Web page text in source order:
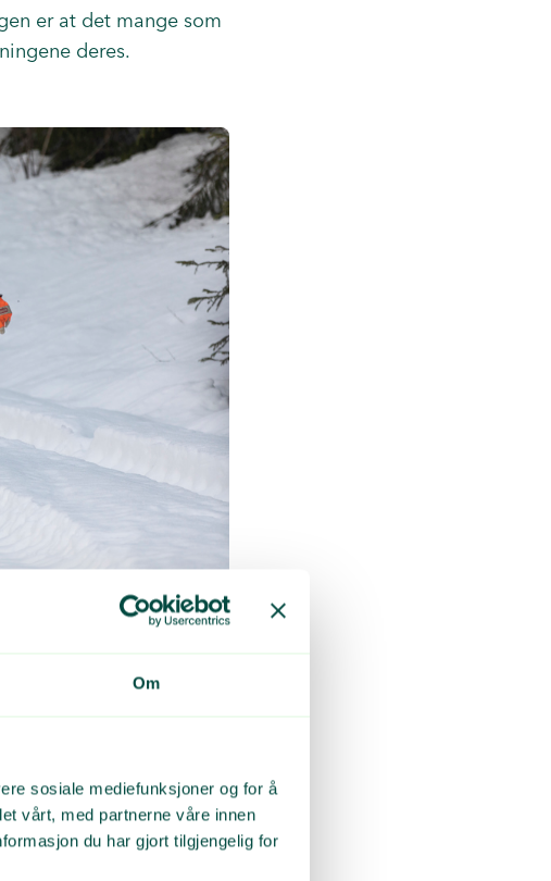
Om
sosiale mediefunksjoner og for å
vårt, med partnerne våre innen
du har gjort tilgjengelig for
er at det mange som
deres.
unnskyldninger
unnskyldninger norske